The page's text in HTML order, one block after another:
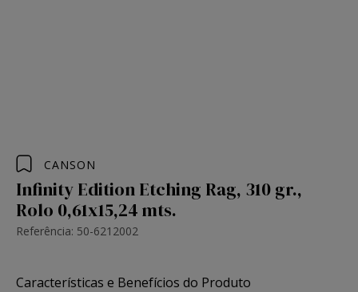
CANSON
Infinity Edition Etching Rag, 310 gr.,
Rolo 0,61x15,24 mts.
Referência: 50-6212002
Características e Benefícios do Produto